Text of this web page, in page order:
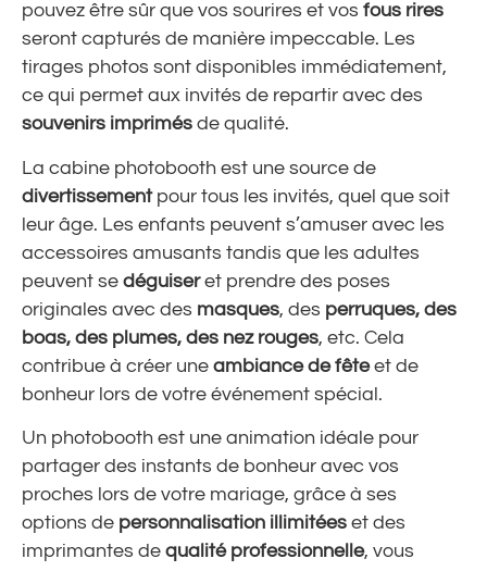
pouvez être sûr que vos sourires et vos fous rires
seront capturés de manière impeccable. Les
tirages photos sont disponibles immédiatement,
ce qui permet aux invités de repartir avec des
souvenirs imprimés de qualité.
La cabine photobooth est une source de
divertissement pour tous les invités, quel que soit
leur âge. Les enfants peuvent s’amuser avec les
accessoires amusants tandis que les adultes
peuvent se déguiseret prendre des poses
originales avec des masques, des perruques, des
boas, des plumes, des nez rouges, etc. Cela
contribue à créer une ambiance de fêteet de
bonheur lors de votre événement spécial.
Un photobooth est une animation idéale pour
partager des instants de bonheur avec vos
proches lors de votre mariage, grâce à ses
options de personnalisation illimitées et des
imprimantes de qualité professionnelle, vous